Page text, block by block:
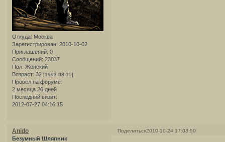
Откуда: Москва
Зарегистрирован: 2010-10-02
Приглашений: 0
Сообщений: 23037
Пол: Женский
Возраст: 32 [1993-08-15]
Провел на форуме:
2 месяца 26 дней
Последний визит:
2012-07-27 04:16:15
Поделиться2010-10-24 17:03:50
Anido
Безумный Шляпник